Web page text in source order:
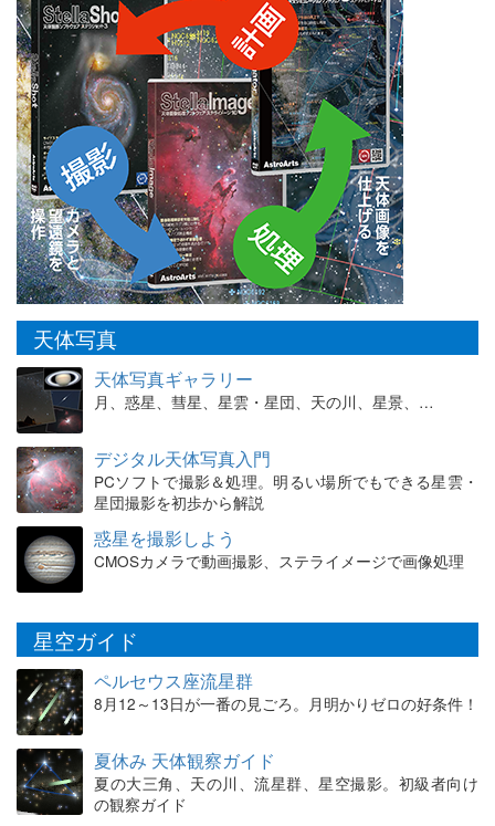
天体写真
天体写真ギャラリー
月、惑星、彗星、星雲・星団、天の川、星景、…
デジタル天体写真入門
PCソフトで撮影＆処理。明るい場所でもできる星雲・
星団撮影を初歩から解説
惑星を撮影しよう
CMOSカメラで動画撮影、ステライメージで画像処理
星空ガイド
ペルセウス座流星群
8月12～13日が一番の見ごろ。月明かりゼロの好条件！
夏休み 天体観察ガイド
夏の大三角、天の川、流星群、星空撮影。初級者向け
の観察ガイド